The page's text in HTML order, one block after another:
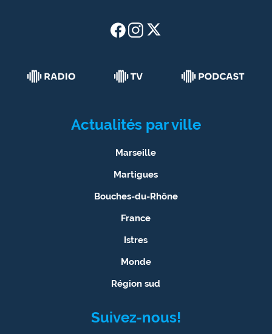
Actualités par ville
Marseille
Martigues
Bouches-du-Rhône
France
Istres
Monde
Région sud
Suivez-nous!